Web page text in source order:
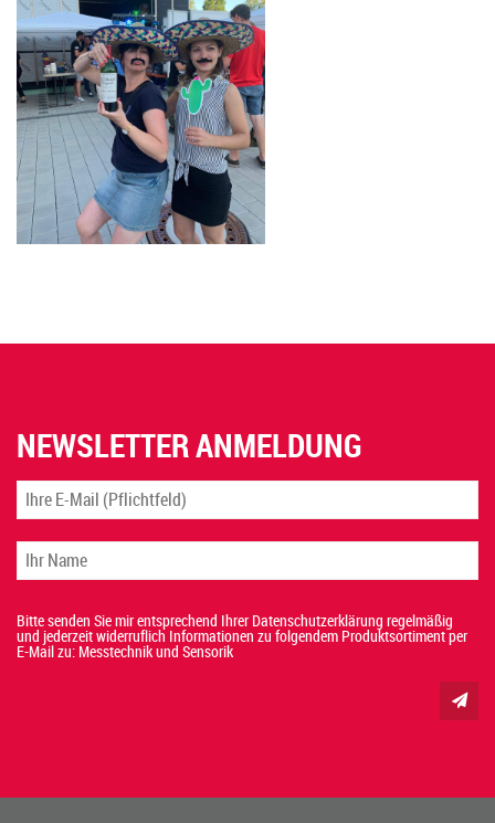
NEWSLETTER ANMELDUNG
Bitte senden Sie mir entsprechend Ihrer Datenschutzerklärung regelmäßig
und jederzeit widerruflich Informationen zu folgendem Produktsortiment per
E-Mail zu: Messtechnik und Sensorik